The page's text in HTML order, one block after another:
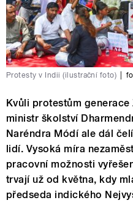
Protesty v Indii (ilustrační foto)
Kvůli protestům
ministr školství
Naréndra Módí ale dál
lidí. Vysoká míra
pracovní možnosti
trvají už od května, kdy
předseda indického